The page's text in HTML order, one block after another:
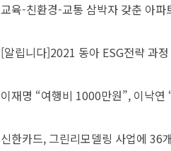
교육-친환경-교통 삼박자 갖춘 아파
[알립니다]2021 동아 ESG전략 과정
이재명 “여행비 1000만원”, 이낙
신한카드, 그린리모델링 사업에 36